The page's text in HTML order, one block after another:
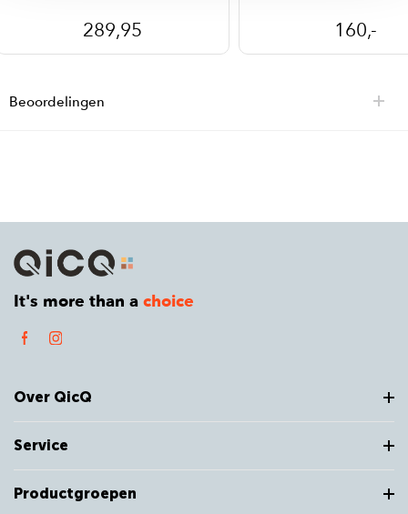
289,95 160,-
Beoordelingen
It's more than a choice
Over QicQ
Service
Productgroepen